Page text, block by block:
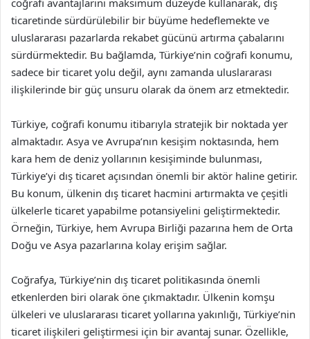
coğrafi avantajlarını maksimum düzeyde kullanarak, dış
ticaretinde sürdürülebilir bir büyüme hedeflemekte ve
uluslararası pazarlarda rekabet gücünü artırma çabalarını
sürdürmektedir. Bu bağlamda, Türkiye’nin coğrafi konumu,
sadece bir ticaret yolu değil, aynı zamanda uluslararası
ilişkilerinde bir güç unsuru olarak da önem arz etmektedir.
Türkiye, coğrafi konumu itibarıyla stratejik bir noktada yer
almaktadır. Asya ve Avrupa’nın kesişim noktasında, hem
kara hem de deniz yollarının kesişiminde bulunması,
Türkiye’yi dış ticaret açısından önemli bir aktör haline getirir.
Bu konum, ülkenin dış ticaret hacmini artırmakta ve çeşitli
ülkelerle ticaret yapabilme potansiyelini geliştirmektedir.
Örneğin, Türkiye, hem Avrupa Birliği pazarına hem de Orta
Doğu ve Asya pazarlarına kolay erişim sağlar.
Coğrafya, Türkiye’nin dış ticaret politikasında önemli
etkenlerden biri olarak öne çıkmaktadır. Ülkenin komşu
ülkeleri ve uluslararası ticaret yollarına yakınlığı, Türkiye’nin
ticaret ilişkileri geliştirmesi için bir avantaj sunar. Özellikle,